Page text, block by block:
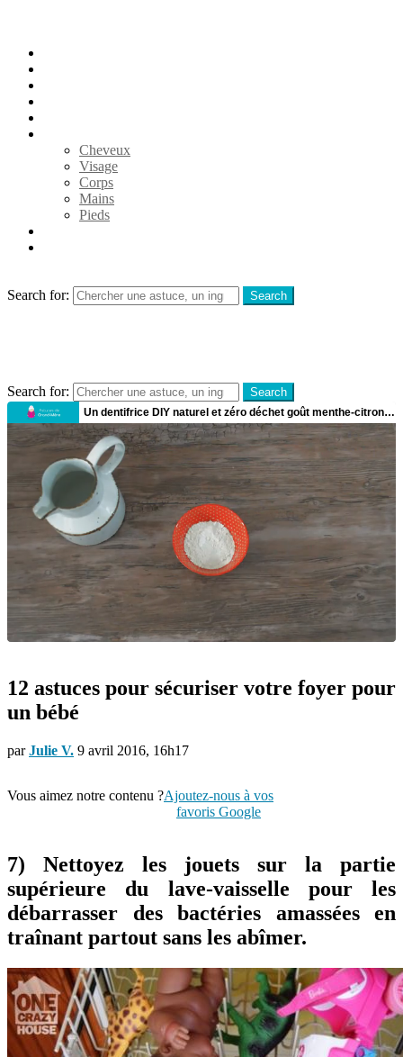
Cheveux
Visage
Corps
Mains
Pieds
Search for:
Search
Search for:
Search
12 astuces pour sécuriser votre foyer pour
un bébé
par Julie V. 9 avril 2016, 16h17
Vous aimez notre contenu ?Ajoutez-nous à vos
favoris Google
7) Nettoyez les jouets sur la partie
supérieure du lave-vaisselle pour les
débarrasser des bactéries amassées en
traînant partout sans les abîmer.